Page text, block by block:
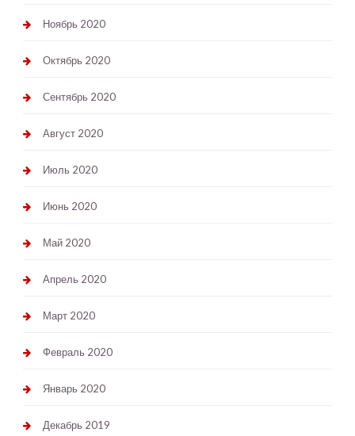
Ноябрь 2020
Октябрь 2020
Сентябрь 2020
Август 2020
Июль 2020
Июнь 2020
Май 2020
Апрель 2020
Март 2020
Февраль 2020
Январь 2020
Декабрь 2019